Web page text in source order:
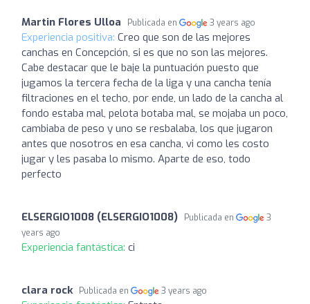
Martin Flores Ulloa Publicada en 3 years ago
Experiencia positiva: Creo que son de las mejores
canchas en Concepción, si es que no son las mejores.
Cabe destacar que le baje la puntuación puesto que
jugamos la tercera fecha de la liga y una cancha tenía
filtraciones en el techo, por ende, un lado de la cancha al
fondo estaba mal, pelota botaba mal, se mojaba un poco,
cambiaba de peso y uno se resbalaba, los que jugaron
antes que nosotros en esa cancha, vi como les costo
jugar y les pasaba lo mismo. Aparte de eso, todo
perfecto
ELSERGIO1008 (ELSERGIO1008) Publicada en
3
years ago
Experiencia fantástica: ci
clara rock Publicada en 3 years ago